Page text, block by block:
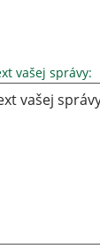
vašej správy: